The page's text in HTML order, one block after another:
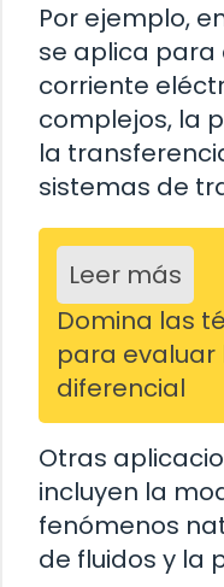
Por ejemplo,
se aplica
corriente
complejos, la
la
sistemas de
Leer más
Domina las
para evaluar
diferencial
Otras
incluyen la
fenómenos
de fluidos y la